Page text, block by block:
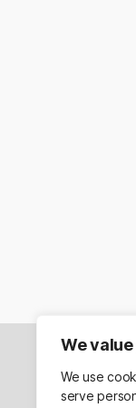
We
We use
serve